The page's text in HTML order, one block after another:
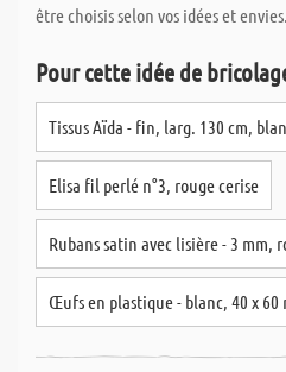
être choisis selon vos idées et envies.
Pour cette idée de
Tissus Aïda - fin, larg. 130 cm,
Elisa fil perlé n°3, rouge cerise
Rubans satin avec lisière - 3 mm,
Œufs en plastique - blanc, 40 x 60